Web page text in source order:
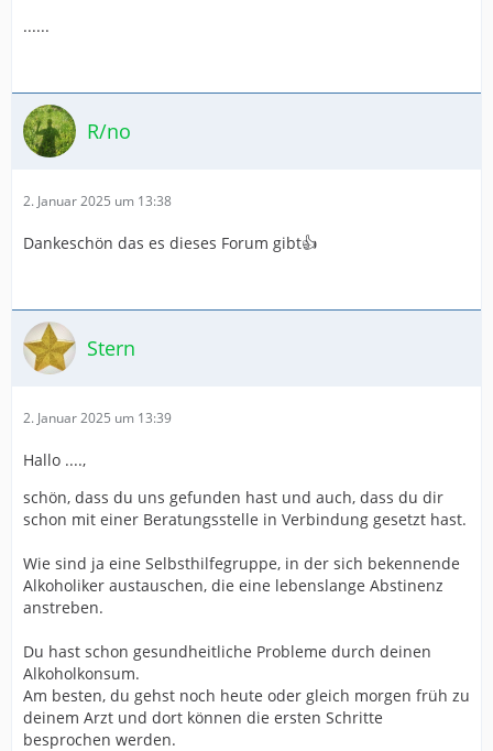
......
R/no
2. Januar 2025 um 13:38
Dankeschön das es dieses Forum gibt👍
Stern
2. Januar 2025 um 13:39
Hallo ....,
schön, dass du uns gefunden hast und auch, dass du dir
schon mit einer Beratungsstelle in Verbindung gesetzt hast.
Wie sind ja eine Selbsthilfegruppe, in der sich bekennende
Alkoholiker austauschen, die eine lebenslange Abstinenz
anstreben.
Du hast schon gesundheitliche Probleme durch deinen
Alkoholkonsum.
Am besten, du gehst noch heute oder gleich morgen früh zu
deinem Arzt und dort können die ersten Schritte
besprochen werden.